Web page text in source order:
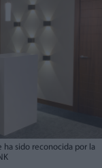
ha sido reconocida por la